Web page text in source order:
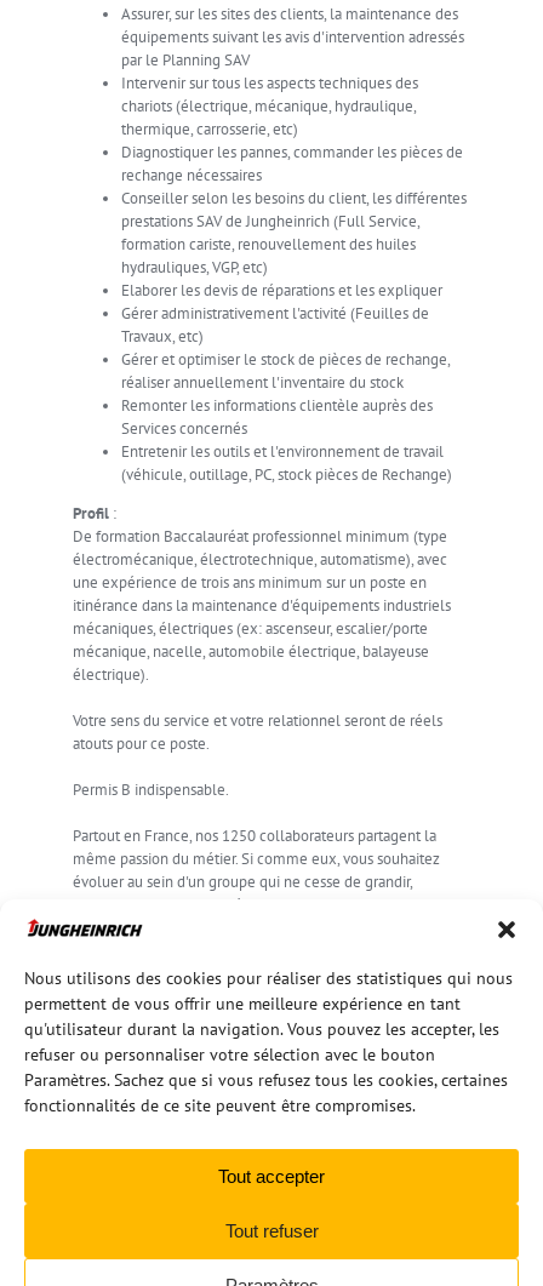
Nous utilisons des cookies pour réaliser des statistiques qui nous
permettent de vous offrir une meilleure expérience en tant
qu'utilisateur durant la navigation. Vous pouvez les accepter, les
refuser ou personnaliser votre sélection avec le bouton
Paramètres. Sachez que si vous refusez tous les cookies, certaines
fonctionnalités de ce site peuvent être compromises.
Tout accepter
Tout refuser
Assurer, sur les sites des clients, la maintenance des
équipements suivant les avis d'intervention adressés
par le Planning SAV
Intervenir sur tous les aspects techniques des
chariots (électrique, mécanique, hydraulique,
thermique, carrosserie, etc)
Diagnostiquer les pannes, commander les pièces de
rechange nécessaires
Conseiller selon les besoins du client, les différentes
prestations SAV de Jungheinrich (Full Service,
formation cariste, renouvellement des huiles
hydrauliques, VGP, etc)
Elaborer les devis de réparations et les expliquer
Gérer administrativement l'activité (Feuilles de
Travaux, etc)
Gérer et optimiser le stock de pièces de rechange,
réaliser annuellement l'inventaire du stock
Remonter les informations clientèle auprès des
Services concernés
Entretenir les outils et l'environnement de travail
(véhicule, outillage, PC, stock pièces de Rechange)
Profil :
De formation Baccalauréat professionnel minimum (type
électromécanique, électrotechnique, automatisme), avec
une expérience de trois ans minimum sur un poste en
itinérance dans la maintenance d'équipements industriels
mécaniques, électriques (ex: ascenseur, escalier/porte
mécanique, nacelle, automobile électrique, balayeuse
électrique).
Votre sens du service et votre relationnel seront de réels
atouts pour ce poste.
Permis B indispensable.
Partout en France, nos 1250 collaborateurs partagent la
même passion du métier. Si comme eux, vous souhaitez
évoluer au sein d'un groupe qui ne cesse de grandir,
rejoignez la communauté Jungheinrich !
POSTULER
Copyright 2022 | All Rights Reserved |CF Mentions Légales sur JHF